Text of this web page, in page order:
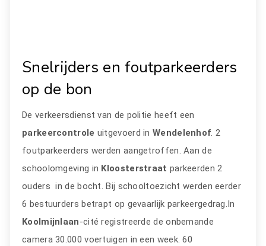
Snelrijders en foutparkeerders
op de bon
De verkeersdienst van de politie heeft een
parkeercontrole uitgevoerd in Wendelenhof. 2
foutparkeerders werden aangetroffen. Aan de
schoolomgeving in Kloosterstraat parkeerden 2
ouders in de bocht. Bij schooltoezicht werden eerder
6 bestuurders betrapt op gevaarlijk parkeergedrag.In
Koolmijnlaan-cité registreerde de onbemande
camera 30.000 voertuigen in een week. 60